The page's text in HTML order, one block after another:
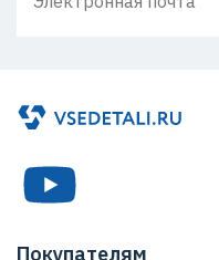
Покупателям